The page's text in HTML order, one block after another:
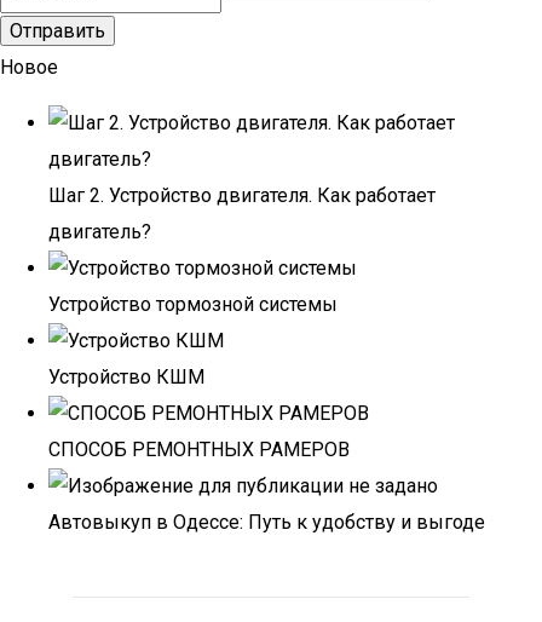
Новое
Шаг 2. Устройство двигателя. Как работает
двигатель?
Устройство тормозной системы
Устройство КШМ
СПОСОБ РЕМОНТНЫХ РАМЕРОВ
Автовыкуп в Одессе: Путь к удобству и выгоде